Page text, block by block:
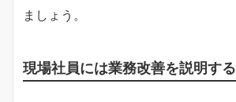
ましょう。
現場社員には業務改善を説明する